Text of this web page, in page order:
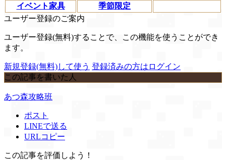
イベント家具
季節限定
ユーザー登録のご案内
ユーザー登録(無料)することで、この機能を使うことができ
ます。
新規登録(無料)して使う 登録済みの方はログイン
この記事を書いた人
あつ森攻略班
ポスト
LINEで送る
URLコピー
この記事を評価しよう！